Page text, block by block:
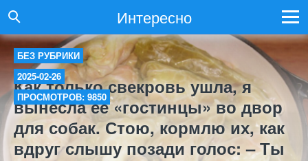
Интересно
БЕЗ РУБРИКИ
2025-02-26
ПРОСМОТРОВ: 9850
Как только свекровь ушла, я
вынесла её «гостинцы» во двор
для собак. Стою, кормлю их, как
вдруг слышу позади голос: – Ты